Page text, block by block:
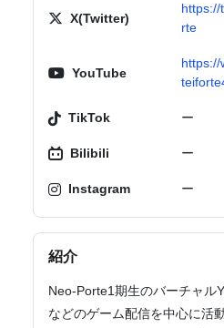
X(Twitter)
https://
rte
YouTube
https://
TikTok ー
Bilibili ー
Instagram ー
紹介
Neo-Porte1期生のバーチャル
などのゲーム配信を中心に活